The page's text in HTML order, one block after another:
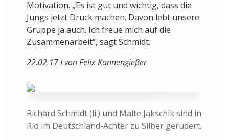
Motivation. „Es ist gut und wichtig, dass die
Jungs jetzt Druck machen. Davon lebt unsere
Gruppe ja auch. Ich freue mich auf die
Zusammenarbeit“, sagt Schmidt.
22.02.17 I von Felix Kannengießer
Richard Schmidt (li.) und Malte Jakschik sind in
Rio im Deutschland-Achter zu Silber gerudert.